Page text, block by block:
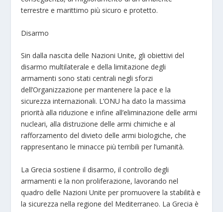
terrestre e marittimo più sicuro e protetto.
Disarmo
Sin dalla nascita delle Nazioni Unite, gli obiettivi del
disarmo multilaterale e della limitazione degli
armamenti sono stati centrali negli sforzi
dell’Organizzazione per mantenere la pace e la
sicurezza internazionali. L’ONU ha dato la massima
priorità alla riduzione e infine all’eliminazione delle armi
nucleari, alla distruzione delle armi chimiche e al
rafforzamento del divieto delle armi biologiche, che
rappresentano le minacce più terribili per l’umanità.
La Grecia sostiene il disarmo, il controllo degli
armamenti e la non proliferazione, lavorando nel
quadro delle Nazioni Unite per promuovere la stabilità e
la sicurezza nella regione del Mediterraneo. La Grecia è